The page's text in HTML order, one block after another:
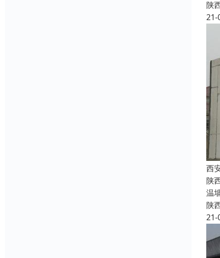
陕
21-
西
陕
温
陕
21-